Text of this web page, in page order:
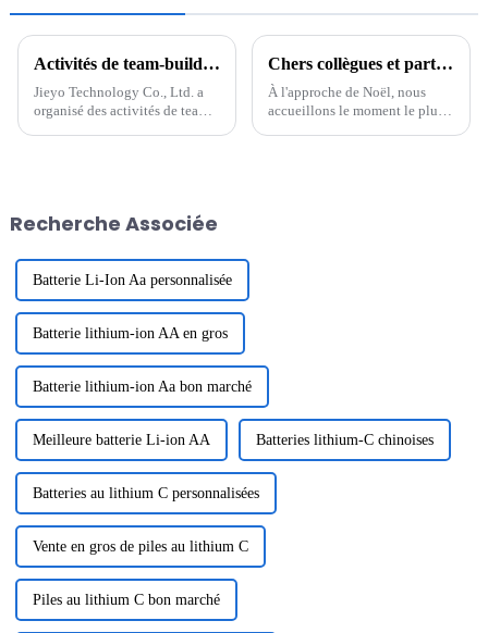
Activités de team-building de Jieyo Technology Co., Ltd.
Jieyo Technology Co., Ltd. a
organisé des activités de team-
Huizhou. Le but de ...
Chers collègues et partenaires
À l'approche de Noël, nous
accueillons le moment le plus
Recherche Associée
Batterie Li-Ion Aa personnalisée
Batterie lithium-ion AA en gros
Batterie lithium-ion Aa bon marché
Meilleure batterie Li-ion AA Batteries lithium-C chinoises
Batteries au lithium C personnalisées
Vente en gros de piles au lithium C
Piles au lithium C bon marché